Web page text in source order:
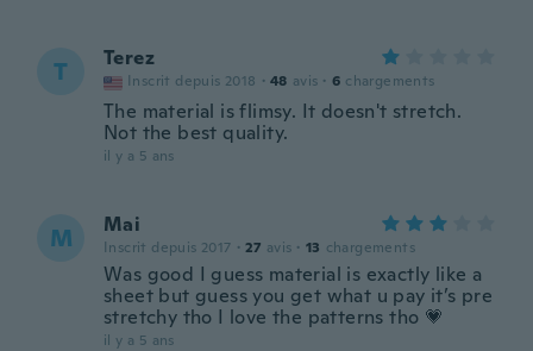
T Terez
Inscrit depuis 2018 · 48 avis · 6 chargements
The material is flimsy. It doesn't stretch.
Not the best quality.
il y a 5 ans
M Mai
Inscrit depuis 2017 · 27 avis · 13 chargements
Was good I guess material is exactly like a
sheet but guess you get what u pay it’s pre
stretchy tho I love the patterns tho 💗
il y a 5 ans